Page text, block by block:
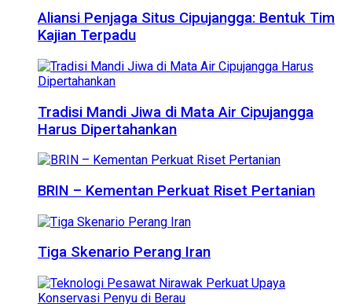
Aliansi Penjaga Situs Cipujangga: Bentuk Tim
Kajian Terpadu
Tradisi Mandi Jiwa di Mata Air Cipujangga
Harus Dipertahankan
BRIN – Kementan Perkuat Riset Pertanian
Tiga Skenario Perang Iran